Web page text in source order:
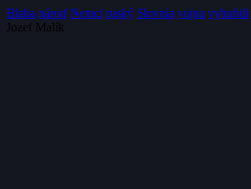
Blaha národ Nemci ruský Slovnia vojna vyhubili
Jozef Malík